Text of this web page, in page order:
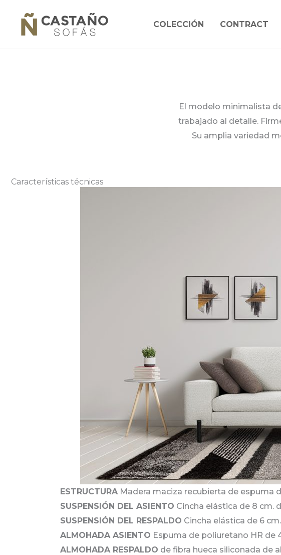
contenido
COLECCIÓN CONTRACT
El modelo minimalista
trabajado al detalle.
Su amplia variedad
Características técnicas
ESTRUCTURAMadera maciza recubierta de espuma
SUSPENSIÓN DEL ASIENTO Cincha elástica de 8 cm.
SUSPENSIÓN DEL RESPALDO Cincha elástica de 6
ALMOHADA ASIENTO Espuma de poliuretano HR de
ALMOHADA RESPALDO de fibra hueca siliconada de